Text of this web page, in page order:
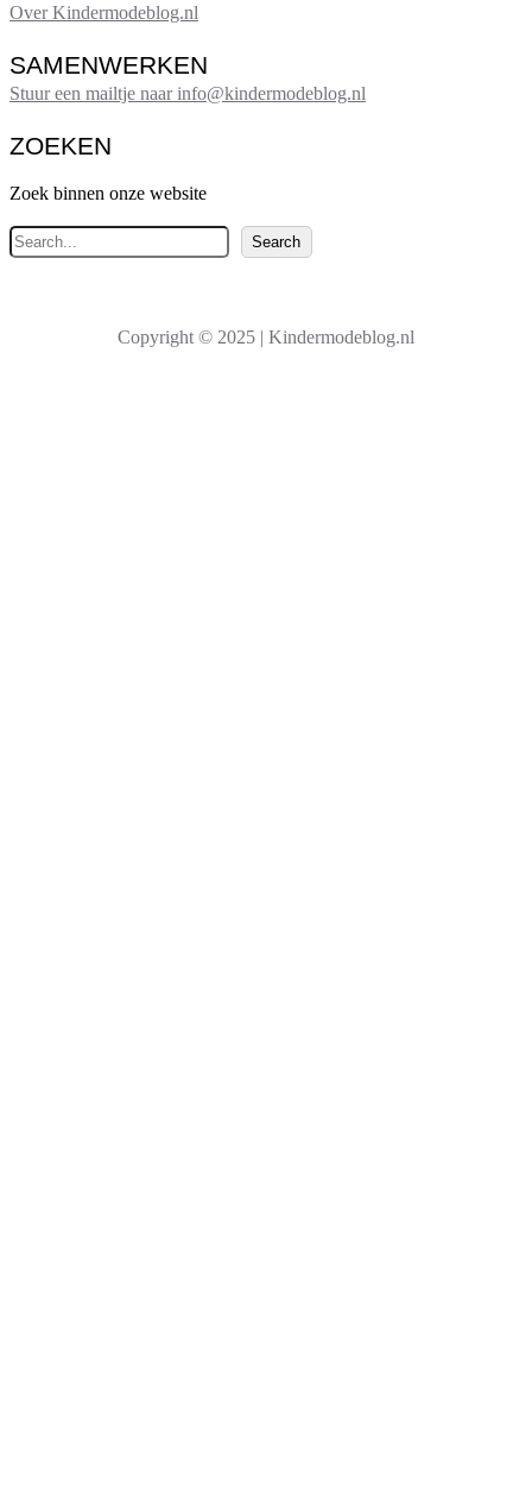
Over Kindermodeblog.nl
SAMENWERKEN
Stuur een mailtje naar info@kindermodeblog.nl
ZOEKEN
Zoek binnen onze website
Z
o
e
Search
Copyright © 2025 | Kindermodeblog.nl